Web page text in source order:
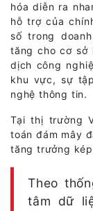
hóa diễn ra
hỗ trợ của
số trong
tăng cho cơ sở
dịch công
khu vực, sự
nghệ thông tin.
Tại thị trường
toán đám mây
tăng trưởng
Theo
tâm dữ